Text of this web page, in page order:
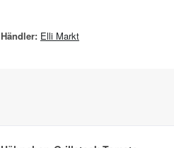
Händler: Elli Markt